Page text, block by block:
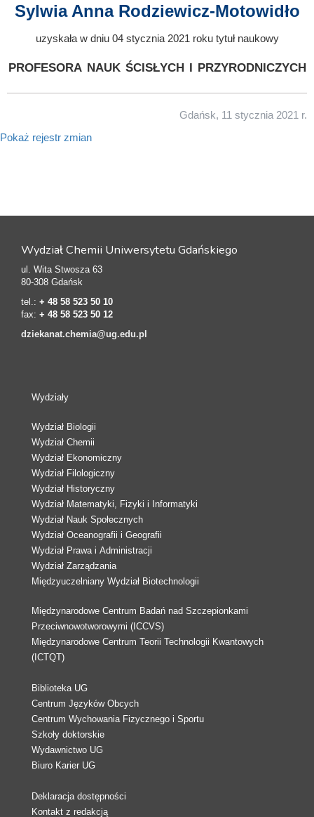
Sylwia Anna Rodziewicz-Motowidło
uzyskała w dniu 04 stycznia 2021 roku tytuł naukowy
profesora nauk ścisłych i przyrodniczych
Gdańsk, 11 stycznia 2021 r.
Pokaż rejestr zmian
Wydział Chemii Uniwersytetu Gdańskiego
ul. Wita Stwosza 63
80-308 Gdańsk
tel.: + 48 58 523 50 10
fax: + 48 58 523 50 12
dziekanat.chemia@ug.edu.pl
Wydziały
Wydział Biologii
Wydział Chemii
Wydział Ekonomiczny
Wydział Filologiczny
Wydział Historyczny
Wydział Matematyki, Fizyki i Informatyki
Wydział Nauk Społecznych
Wydział Oceanografii i Geografii
Wydział Prawa i Administracji
Wydział Zarządzania
Międzyuczelniany Wydział Biotechnologii
Międzynarodowe Centrum Badań nad Szczepionkami
Przeciwnowotworowymi (ICCVS)
Międzynarodowe Centrum Teorii Technologii Kwantowych
(ICTQT)
Biblioteka UG
Centrum Języków Obcych
Centrum Wychowania Fizycznego i Sportu
Szkoły doktorskie
Wydawnictwo UG
Biuro Karier UG
Deklaracja dostępności
Kontakt z redakcją